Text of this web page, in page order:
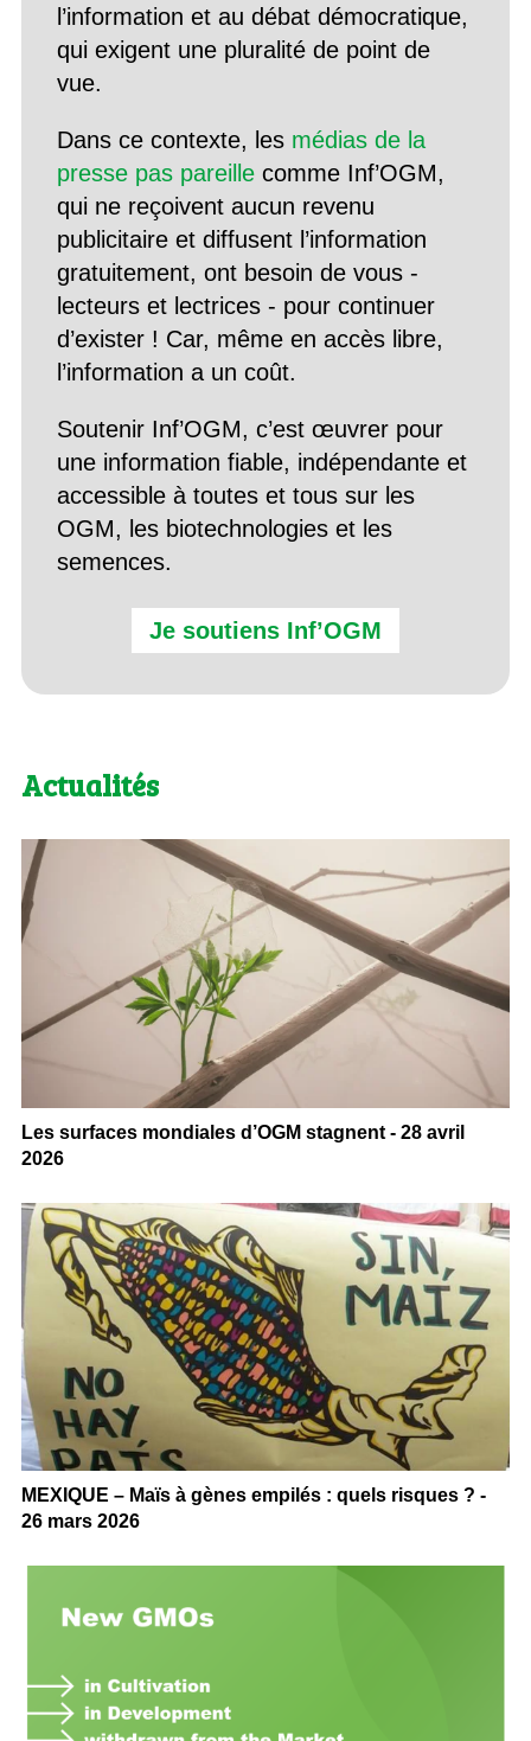
l’information et au débat démocratique,
qui exigent une pluralité de point de
vue.
Dans ce contexte, les médias de la
presse pas pareillecomme Inf’OGM,
qui ne reçoivent aucun revenu
publicitaire et diffusent l’information
gratuitement, ont besoin de vous -
lecteurs et lectrices - pour continuer
d’exister ! Car, même en accès libre,
l’information a un coût.
Soutenir Inf’OGM, c’est œuvrer pour
une information fiable, indépendante et
accessible à toutes et tous sur les
OGM, les biotechnologies et les
semences.
Je soutiens Inf’OGM
Actualités
Les surfaces mondiales d’OGM stagnent - 28 avril
2026
MEXIQUE – Maïs à gènes empilés : quels risques ? -
26 mars 2026